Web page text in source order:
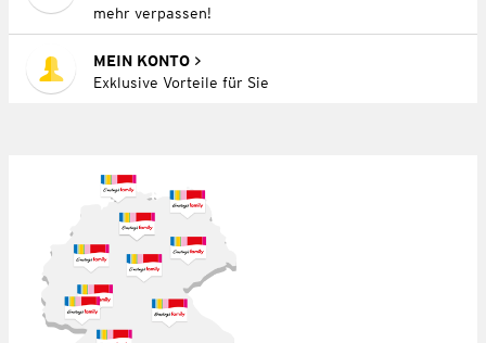
mehr verpassen!
MEIN KONTO
Exklusive Vorteile für Sie